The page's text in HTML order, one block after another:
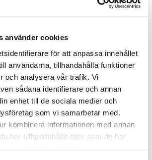
använder cookies
för att anpassa innehållet
användarna, tillhandahålla funktioner
och analysera vår trafik. Vi
sådana identifierare och annan
enhet till de sociala medier och
som vi samarbetar med.
kombinera informationen med annan
har tillhandahållit eller som de har
hemsida
product/plint/